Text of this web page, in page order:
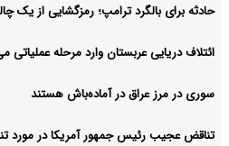
حادثه برای بالگرد ترامپ؛ رمزگشایی از یک
ائتلاف دریایی عربستان وارد مرحله عملیاتی
سوری در مرز عراق در آماده‌باش هستند
تناقض عجیب رئیس جمهور آمریکا در مورد